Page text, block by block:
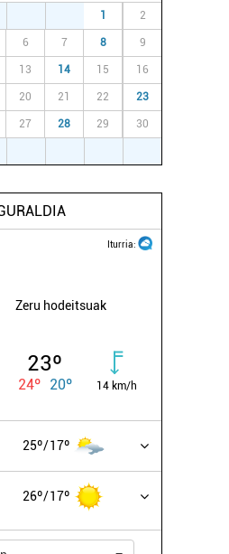
horren aurka nola egin
prozesatzeko moduari
eta ezarri zure lehentasunak
alda edo ken dezakezu
Zure esperientzia eta
cookie teknologiaz
gero, teknologia hori
1 2
6 7 8 9
13 14 15 16
20 21 22 23
27 28 29 30
Iturria:
Zeru hodeitsuak
23º
24º 20º 14 km/h
25º 17º
26º 17º